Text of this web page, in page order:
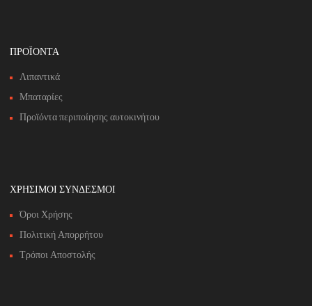
ΠΡΟΪΟΝΤΑ
Λιπαντικά
Μπαταρίες
Προϊόντα περιποίησης αυτοκινήτου
ΧΡΗΣΙΜΟΙ ΣΥΝΔΕΣΜΟΙ
Όροι Χρήσης
Πολιτική Απορρήτου
Τρόποι Αποστολής